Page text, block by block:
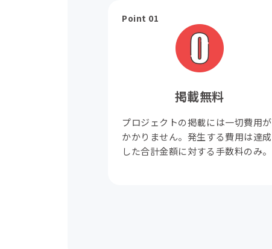
Point 01
掲載無料
プロジェクトの掲載には一切費用が
かかりません。発生する費用は達成
した合計金額に対する手数料のみ。